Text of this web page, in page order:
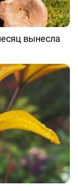
вынесла